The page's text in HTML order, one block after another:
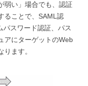
弱い」場合でも、認証
ることで、SAML認
パスワード認証、パス
アにターゲットのWeb
ます。